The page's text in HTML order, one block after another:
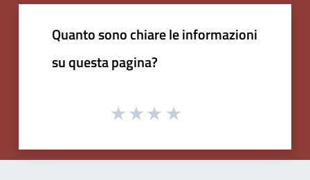
Quanto sono chiare le informazioni
su questa pagina?